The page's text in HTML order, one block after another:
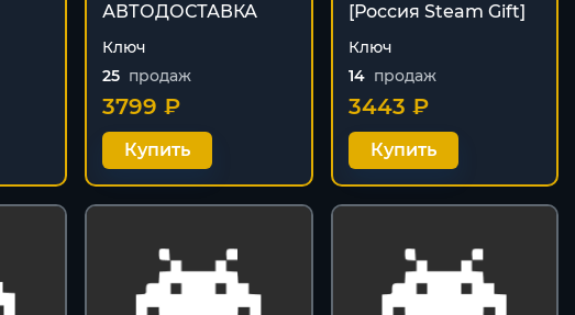
АВТОДОСТАВКА
Ключ
25 продаж
3799 ₽
Купить
[Россия Steam Gift]
Ключ
14 продаж
3443 ₽
Купить